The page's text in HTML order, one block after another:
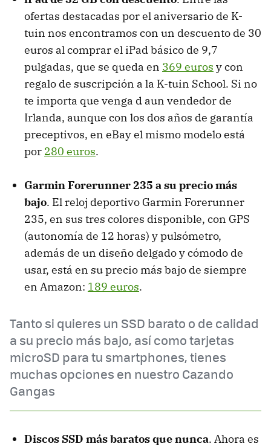
ofertas destacadas por el aniversario de K-
tuin nos encontramos con un descuento de 30
euros al comprar el iPad básico de 9,7
pulgadas, que se queda en 369 euros y con
regalo de suscripción a la K-tuin School. Si no
te importa que venga d aun vendedor de
Irlanda, aunque con los dos años de garantía
preceptivos, en eBay el mismo modelo está
por 280 euros.
Garmin Forerunner 235 a su precio más
bajo. El reloj deportivo Garmin Forerunner
235, en sus tres colores disponible, con GPS
(autonomía de 12 horas) y pulsómetro,
además de un diseño delgado y cómodo de
usar, está en su precio más bajo de siempre
en Amazon: 189 euros.
Tanto si quieres un SSD barato o de calidad
a su precio más bajo, así como tarjetas
microSD para tu smartphones, tienes
muchas opciones en nuestro Cazando
Gangas
Discos SSD más baratos que nunca. Ahora es